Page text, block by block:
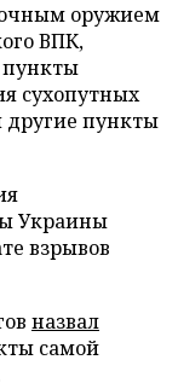
оружием
ВПК,
пункты
сухопутных
пункты
Украины
взрывов
назвал
самой